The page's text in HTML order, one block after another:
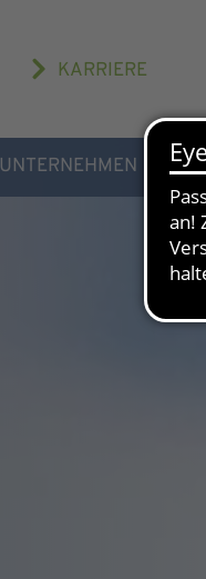
KARRIERE
UNTERNEHMEN